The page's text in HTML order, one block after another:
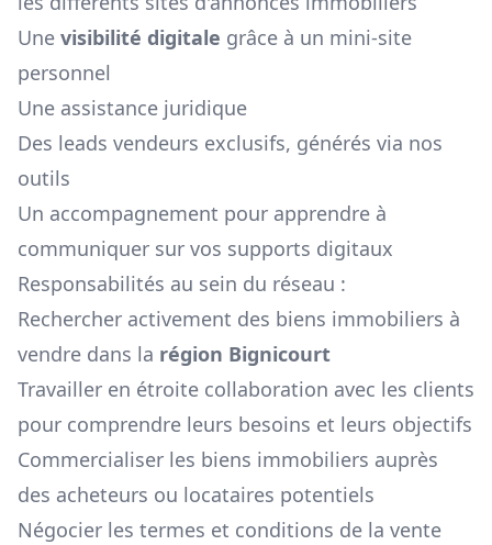
Une visibilité digitale grâce à un mini-site
personnel
Une assistance juridique
Des leads vendeurs exclusifs, générés via nos
outils
Un accompagnement pour apprendre à
communiquer sur vos supports digitaux
Responsabilités au sein du réseau :
Rechercher activement des biens immobiliers à
vendre dans la région Bignicourt
Travailler en étroite collaboration avec les clients
pour comprendre leurs besoins et leurs objectifs
Commercialiser les biens immobiliers auprès
des acheteurs ou locataires potentiels
Négocier les termes et conditions de la vente